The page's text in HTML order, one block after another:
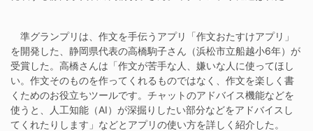
準グランプリは、作文を手伝うアプリ「作文おたすけアプリ」
を開発した、静岡県代表の高橋駒子さん（浜松市立船越小6年）が
受賞した。高橋さんは「作文が苦手な人、嫌いな人に使ってほし
い。作文そのものを作ってくれるものではなく、作文を楽しく書
くためのお役立ちツールです。チャットのアドバイス機能などを
使うと、人工知能（AI）が深掘りしたい部分などをアドバイスし
てくれたりします」などとアプリの使い方を詳しく紹介した。